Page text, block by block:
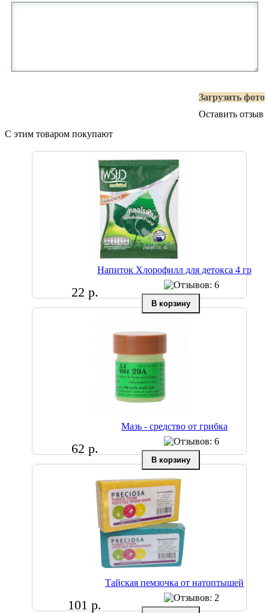
Загрузить фото
Оставить отзыв
С этим товаром покупают
Напиток Хлорофилл для детокса 4 гр
22 р.
Мазь - средство от грибка
62 р.
Тайская пемзочка от натоптышей
101 р.